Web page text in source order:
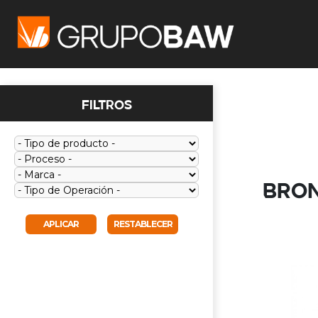
Filtros
APLICAR RESTABLECER